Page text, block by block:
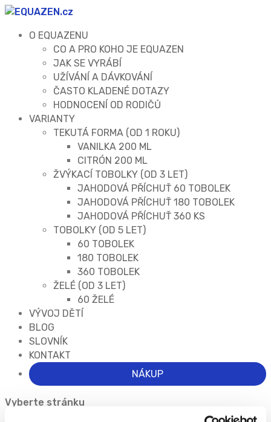
O EQUAZENU
CO A PRO KOHO JE EQUAZEN
JAK SE VYRÁBÍ
UŽÍVÁNÍ A DÁVKOVÁNÍ
ČASTO KLADENÉ DOTAZY
HODNOCENÍ OD RODIČŮ
VARIANTY
TEKUTÁ FORMA (OD 1 ROKU)
VANILKA 200 ML
CITRÓN 200 ML
ŽVÝKACÍ TOBOLKY (OD 3 LET)
JAHODOVÁ PŘÍCHUŤ 60 TOBOLEK
JAHODOVÁ PŘÍCHUŤ 180 TOBOLEK
JAHODOVÁ PŘÍCHUŤ 360 KS
TOBOLKY (OD 5 LET)
60 TOBOLEK
180 TOBOLEK
360 TOBOLEK
ŽELÉ (OD 3 LET)
60 ŽELÉ
VÝVOJ DĚTÍ
BLOG
SLOVNÍK
KONTAKT
NÁKUP
Vyberte stránku